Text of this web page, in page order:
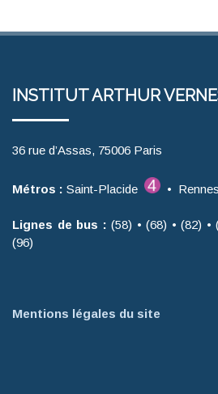
INSTITUT ARTHUR
36 rue d’Assas, 75006 Paris
Métros : Saint-Placide •
Lignes de bus : (58) • (68) • (82) •
(96)
Mentions légales du site